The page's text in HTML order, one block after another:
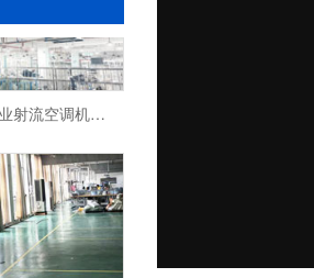
蒸发冷省电空调-工业射流空调机组车间降温省电方案